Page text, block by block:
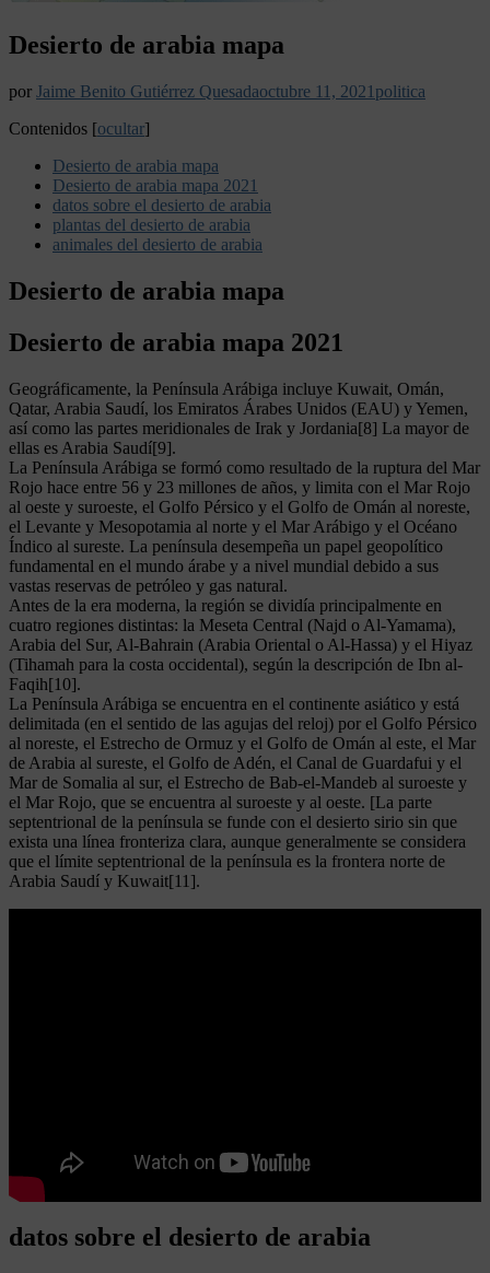
Desierto de arabia mapa
por Jaime Benito Gutiérrez Quesadaoctubre 11, 2021 politica
Contenidos [ocultar]
Desierto de arabia mapa
Desierto de arabia mapa 2021
datos sobre el desierto de arabia
plantas del desierto de arabia
animales del desierto de arabia
Desierto de arabia mapa
Desierto de arabia mapa 2021
Geográficamente, la Península Arábiga incluye Kuwait, Omán,
Qatar, Arabia Saudí, los Emiratos Árabes Unidos (EAU) y Yemen,
así como las partes meridionales de Irak y Jordania[8] La mayor de
ellas es Arabia Saudí[9].
La Península Arábiga se formó como resultado de la ruptura del Mar
Rojo hace entre 56 y 23 millones de años, y limita con el Mar Rojo
al oeste y suroeste, el Golfo Pérsico y el Golfo de Omán al noreste,
el Levante y Mesopotamia al norte y el Mar Arábigo y el Océano
Índico al sureste. La península desempeña un papel geopolítico
fundamental en el mundo árabe y a nivel mundial debido a sus
vastas reservas de petróleo y gas natural.
Antes de la era moderna, la región se dividía principalmente en
cuatro regiones distintas: la Meseta Central (Najd o Al-Yamama),
Arabia del Sur, Al-Bahrain (Arabia Oriental o Al-Hassa) y el Hiyaz
(Tihamah para la costa occidental), según la descripción de Ibn al-
Faqih[10].
La Península Arábiga se encuentra en el continente asiático y está
delimitada (en el sentido de las agujas del reloj) por el Golfo Pérsico
al noreste, el Estrecho de Ormuz y el Golfo de Omán al este, el Mar
de Arabia al sureste, el Golfo de Adén, el Canal de Guardafui y el
Mar de Somalia al sur, el Estrecho de Bab-el-Mandeb al suroeste y
el Mar Rojo, que se encuentra al suroeste y al oeste. [La parte
septentrional de la península se funde con el desierto sirio sin que
exista una línea fronteriza clara, aunque generalmente se considera
que el límite septentrional de la península es la frontera norte de
Arabia Saudí y Kuwait[11].
datos sobre el desierto de arabia